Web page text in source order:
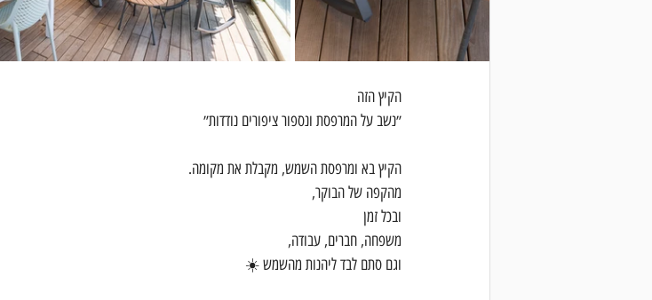
הקיץ הזה
״נשב על המרפסת ונספור ציפורים נודדות״
הקיץ בא ומרפסת השמש, מקבלת את מקומה.
מהקפה של הבוקר,
ובכל זמן
משפחה, חברים, עבודה,
וגם סתם לבד ליהנות מהשמש ☀️